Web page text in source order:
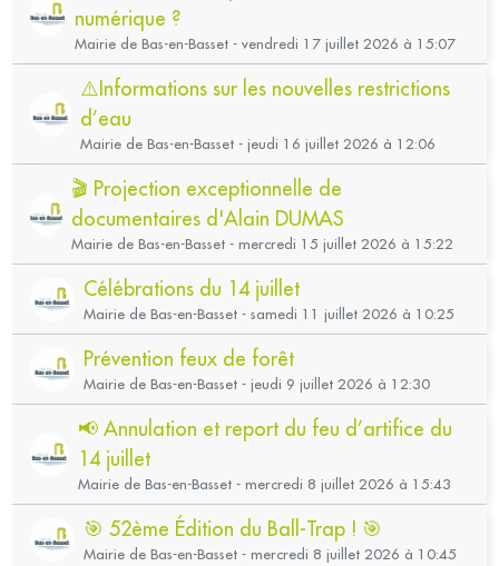
numérique ?
Mairie de Bas-en-Basset - vendredi 17 juillet 2026 à 15:07
⚠️Informations sur les nouvelles restrictions
d’eau
Mairie de Bas-en-Basset - jeudi 16 juillet 2026 à 12:06
🎬 Projection exceptionnelle de
documentaires d'Alain DUMAS
Mairie de Bas-en-Basset - mercredi 15 juillet 2026 à 15:22
Célébrations du 14 juillet
Mairie de Bas-en-Basset - samedi 11 juillet 2026 à 10:25
Prévention feux de forêt
Mairie de Bas-en-Basset - jeudi 9 juillet 2026 à 12:30
📢 Annulation et report du feu d’artifice du
14 juillet
Mairie de Bas-en-Basset - mercredi 8 juillet 2026 à 15:43
🎯 52ème Édition du Ball-Trap ! 🎯
Mairie de Bas-en-Basset - mercredi 8 juillet 2026 à 10:45